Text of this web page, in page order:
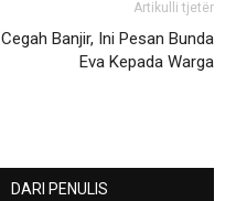
Artikulli tjetër
Cegah Banjir, Ini Pesan Bunda
Eva Kepada Warga
DARI PENULIS